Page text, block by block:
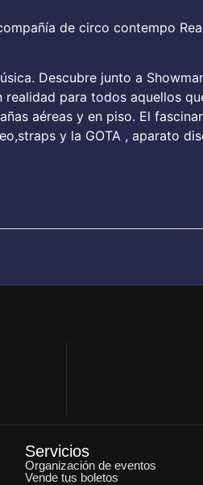
de circo contempo
Descubre junto a
para todos aquellos
aéreas y en piso. El
y la GOTA , aparato
Servicios
Organización de eventos
Vende tus boletos